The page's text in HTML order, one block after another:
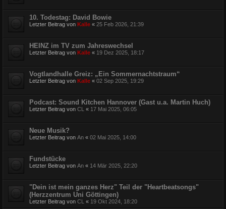
10. Todestag: David Bowie
Letzter Beitrag von Kalle « 25 Feb 2026, 21:39
HEINZ im TV zum Jahreswechsel
Letzter Beitrag von Kalle « 19 Dez 2025, 18:17
Vogtlandhalle Greiz: „Ein Sommernachtstraum“
Letzter Beitrag von Kalle « 02 Sep 2025, 19:29
Podcast: Sound Kitchen Hannover (Gast u.a. Martin Huch)
Letzter Beitrag von CL « 17 Mai 2025, 06:05
Neue Musik?
Letzter Beitrag von An « 02 Mai 2025, 14:00
Fundstücke
Letzter Beitrag von An « 14 Mär 2025, 22:20
"Dein ist mein ganzes Herz" Teil der "Heartbeatsongs"
(Herzzentrum Uni Göttingen)
Letzter Beitrag von CL « 19 Okt 2024, 18:20